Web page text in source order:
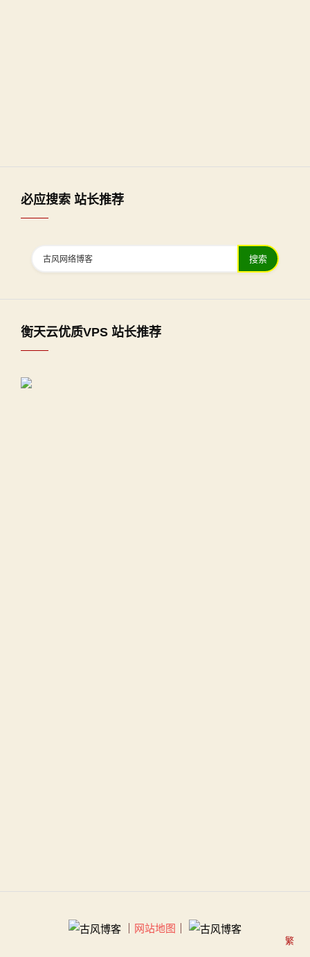
必应搜索 站长推荐
搜索
衡天云优质VPS 站长推荐
网站地图
繁